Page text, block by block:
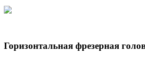
Горизонтальная фрезерная